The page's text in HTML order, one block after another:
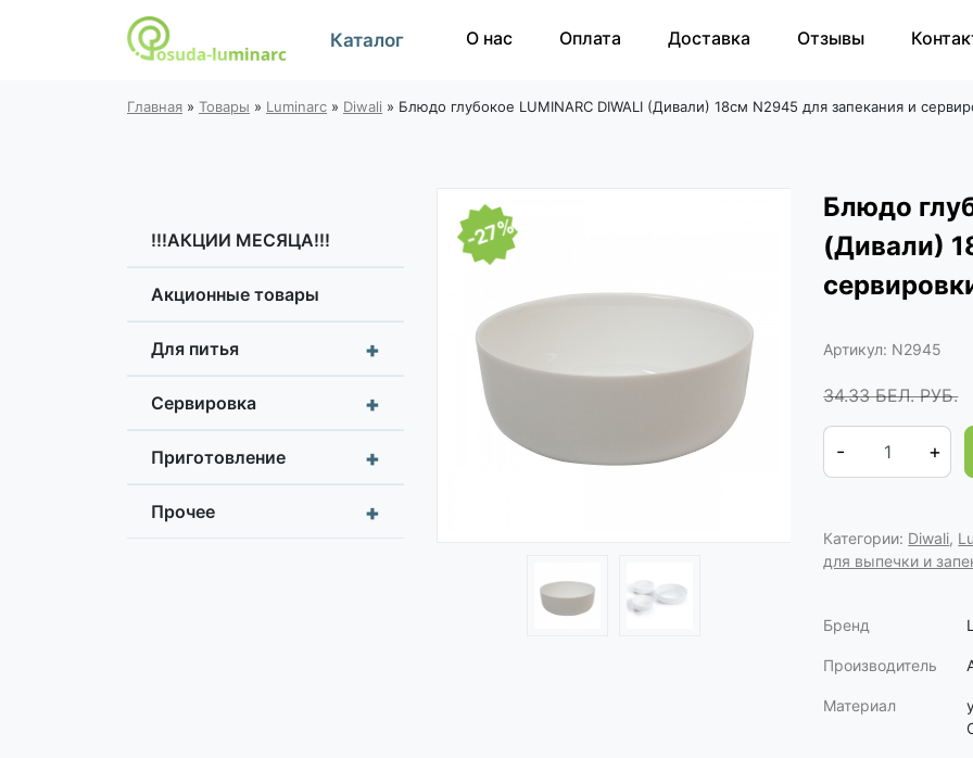
Каталог О нас Оплата Доставка Отзывы
Главная » Товары » Luminarc » Diwali » Блюдо глубокое LUMINARC DIWALI (Дивали) 18см N2945 для запекания и
!!!АКЦИИ МЕСЯЦА!!!
Акционные товары
+
Для питья
+
Сервировка
+
Приготовление
+
Прочее
-27%
Блюдо
(Дивали)
Артикул: N2945
34.33БЕЛ. РУБ.
- +
Категории: Diwali,
для выпечки и
Бренд
Производитель
Материал